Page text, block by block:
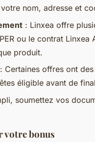
nom, adresse et
: Linxea offre
ou le contrat
produit.
: Certaines offres ont
éligible avant de
soumettez vos
votre bonus